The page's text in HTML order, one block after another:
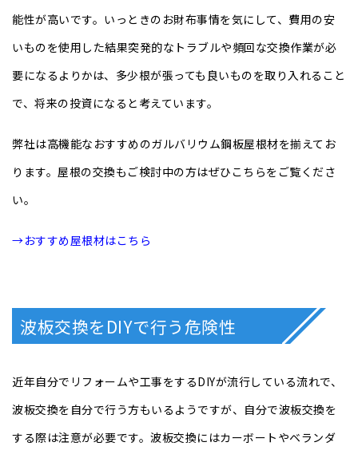
能性が高いです。いっときのお財布事情を気にして、費用の安
いものを使用した結果突発的なトラブルや頻回な交換作業が必
要になるよりかは、多少根が張っても良いものを取り入れること
で、将来の投資になると考えています。
弊社は高機能なおすすめのガルバリウム鋼板屋根材を揃えてお
ります。屋根の交換もご検討中の方はぜひこちらをご覧くださ
い。
→おすすめ屋根材はこちら
波板交換をDIYで行う危険性
近年自分でリフォームや工事をするDIYが流行している流れで、
波板交換を自分で行う方もいるようですが、自分で波板交換を
する際は注意が必要です。波板交換にはカーボートやベランダ